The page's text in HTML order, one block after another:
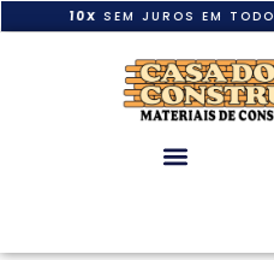
10X SEM JUROS EM